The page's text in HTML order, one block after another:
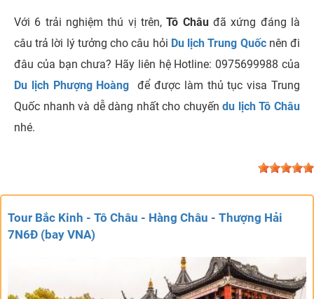
Với 6 trải nghiệm thú vị trên,Tô Châuđã xứng đáng là
câu trả lời lý tưởng cho câu hỏi Du lịch Trung Quốc nên đi
đâu của bạn chưa? Hãy liên hệ Hotline: 0975699988 của
Du lịch Phượng Hoàng
để được làm thủ tục visa Trung
Quốc nhanh và dễ dàng nhất cho chuyếndu lịch Tô Châu
nhé.
Tour Bắc Kinh - Tô Châu - Hàng Châu - Thượng Hải
7N6Đ (bay VNA)